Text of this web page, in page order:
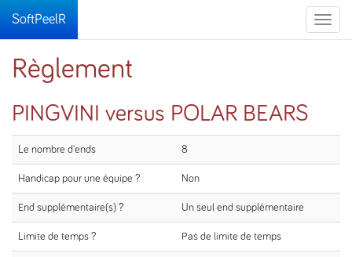
Toggle
SoftPeelR
Règlement
PINGVINI versus POLAR BEARS
Le nombre d'ends 8
Handicap pour une équipe ? Non
End supplémentaire(s) ? Un seul end supplémentaire
Limite de temps ? Pas de limite de temps